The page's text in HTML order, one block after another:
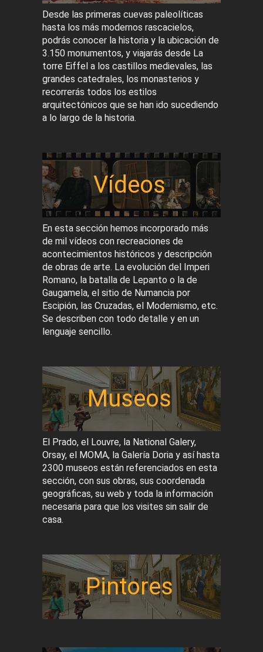
Desde las primeras cuevas paleolíticas
hasta los más modernos rascacielos,
podrás conocer la historia y la ubicación de
3.150 monumentos, y viajarás desde La
torre Eiffel a los castillos medievales, las
grandes catedrales, los monasterios y
recorrerás todos los estilos
arquitectónicos que se han ido sucediendo
a lo largo de la historia.
Vídeos
En esta sección hemos incorporado más
de mil vídeos con recreaciones de
acontecimientos históricos y descripción
de obras de arte. La evolución del Imperi
Romano, la batalla de Lepanto o la de
Gaugamela, el sitio de Numancia por
Escipión, las Cruzadas, el Modernismo, etc.
Se describen con todo detalle y en un
lenguaje sencillo.
Museos
El Prado, el Louvre, la National Galery,
Orsay, el MOMA, la Galería Doria y así hasta
2300 museos están referenciados en esta
sección, con sus obras, sus coordenada
geográficas, su web y toda la información
necesaria para que los visites sin salir de
casa.
Pintores